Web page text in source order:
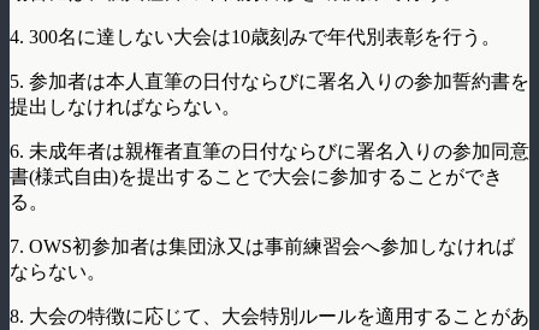
4. 300名に達しない大会は10歳刻みで年代別表彰を行う。
5. 参加者は本人直筆の日付ならびに署名入りの参加誓約書を
提出しなければならない。
6. 未成年者は親権者直筆の日付ならびに署名入りの参加同意
書(様式自由)を提出することで大会に参加することができ
る。
7. OWS初参加者は集団泳又は事前練習会へ参加しなければ
ならない。
8. 大会の特徴に応じて、大会特別ルールを適用することがあ